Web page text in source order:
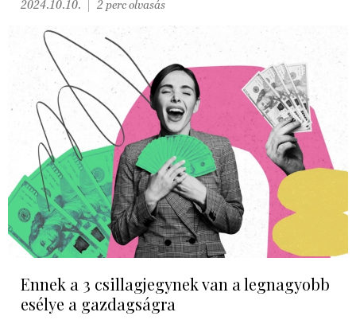
2024.10.10. 2 perc olvasás
Ennek a 3 csillagjegynek van a legnagyobb
esélye a gazdagságra